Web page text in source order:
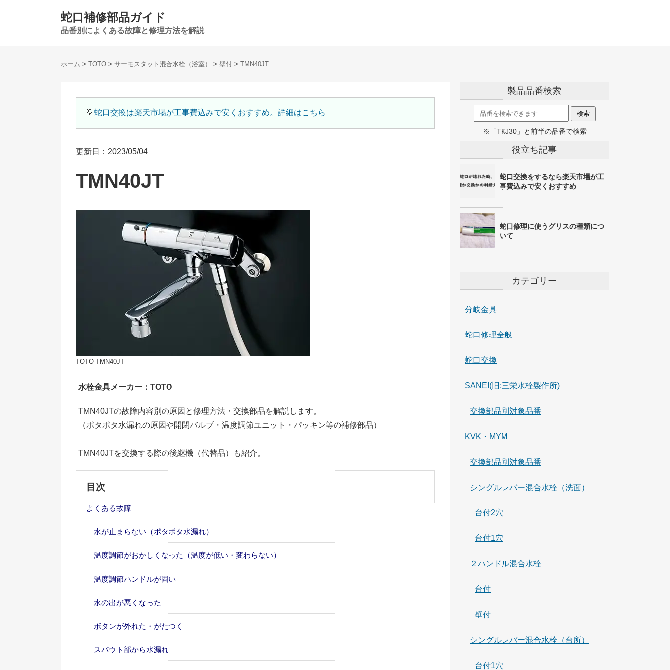
蛇口補修部品ガイド
品番別によくある故障と修理方法を解説
ホーム > TOTO > サーモスタット混合水栓（浴室） > 壁付 > TMN40JT
💡蛇口交換は楽天市場が工事費込みで安くおすすめ。詳細はこちら
更新日：2023/05/04
TMN40JT
TOTO TMN40JT
水栓金具メーカー：TOTO
TMN40JTの故障内容別の原因と修理方法・交換部品を解説します。
（ポタポタ水漏れの原因や開閉バルブ・温度調節ユニット・パッキン等の補修部品）
TMN40JTを交換する際の後継機（代替品）も紹介。
目次
よくある故障
水が止まらない（ポタポタ水漏れ）
温度調節がおかしくなった（温度が低い・変わらない）
温度調節ハンドルが固い
水の出が悪くなった
ボタンが外れた・がたつく
スパウト部から水漏れ
製品品番検索
※「TKJ30」と前半の品番で検索
役立ち記事
蛇口交換をするなら楽天市場が工
事費込みで安くおすすめ
蛇口修理に使うグリスの種類につ
いて
カテゴリー
分岐金具
蛇口修理全般
蛇口交換
SANEI(旧:三栄水栓製作所)
交換部品別対象品番
KVK・MYM
交換部品別対象品番
シングルレバー混合水栓（洗面）
台付2穴
台付1穴
２ハンドル混合水栓
台付
壁付
シングルレバー混合水栓（台所）
台付1穴